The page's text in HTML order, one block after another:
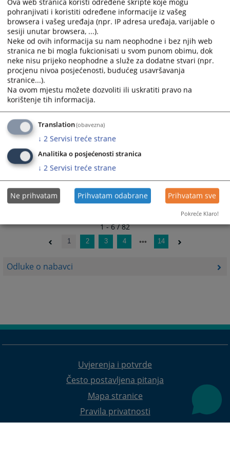
Odluke o nabavci
and
select
a
date.
Press
the
question
mark
key
to
get
the
keyboard
shortcuts
for
changing
dates.
and
select
a
date.
Press
the
question
mark
key
to
get
keyboard
shortcuts
for
changing
dates.
10.07.2026.
Nabava električne energije.
09.07.2026.
Nabava uredskog materijala Lot 2 Toneri
06.07.2026.
Nabava uredskog materijala.
26.06.2026.
1 - 6 / 82
1 2 3 4 14
Uvjerenja i potvrde
Često postavljena pitanja
Mapa stranice
Pravila privatnosti
Ova web stranica koristi određene skripte koje mogu
pohranjivati i koristiti određene informacije iz vašeg
browsera i vašeg uređaja (npr. IP adresa uređaja, varijable o
sesiji unutar browsera, ...).
Neke od ovih informacija su nam neophodne i bez njih web
stranica ne bi mogla fukcionisati u svom punom obimu, dok
neke nisu prijeko neophodne a služe za dodatne stvari (npr.
procjenu nivoa posjećenosti, budućeg usavršavanja
stranice...).
Na ovom mjestu možete dozvoliti ili uskratiti pravo na
korištenje tih informacija.
Translation(obavezna)
↓ 2 Servisi treće strane
Analitika o posjećenosti stranica
↓ 2 Servisi treće strane
Ne prihvatam Prihvatam odabrane Prihvatam sve
Pokreće Klaro!